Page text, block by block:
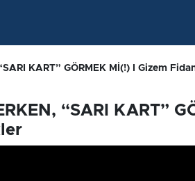
KART” GÖRMEK Mİ(!) I Gizem
“SARI KART”